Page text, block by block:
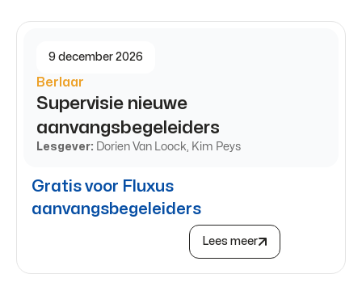
9 december 2026
Berlaar
Supervisie nieuwe
aanvangsbegeleiders
Lesgever: Dorien Van Loock, Kim Peys
Gratis voor Fluxus
aanvangsbegeleiders
Lees meer